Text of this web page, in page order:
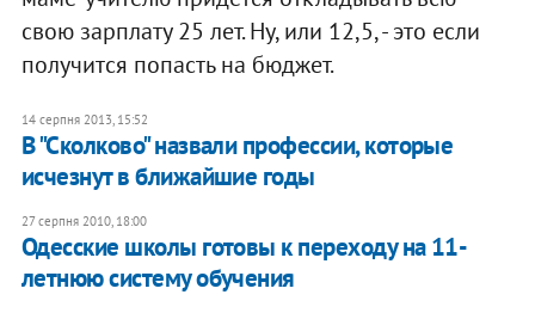
свою зарплату 25 лет. Ну, или 12,5, - это если
получится попасть на бюджет.
14 серпня 2013, 15:52
В "Сколково" назвали профессии, которые
исчезнут в ближайшие годы
27 серпня 2010, 18:00
Одесские школы готовы к переходу на 11-
летнюю систему обучения